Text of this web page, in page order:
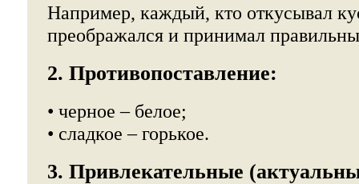
Например, каждый, кто откусывал
преображался и принимал
2. Противопоставление:
• черное – белое;
• сладкое – горькое.
3. Привлекательные